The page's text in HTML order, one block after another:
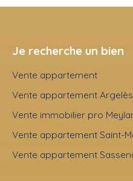
Je recherche un bien
Vente appartement
Vente appartement
Vente immobilier pro
Vente appartement Saint-
Vente appartement